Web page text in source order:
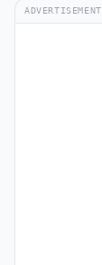
ADVERTISEMENT